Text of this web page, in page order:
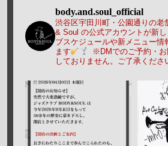
body.and.soul_official
渋谷区宇田川町・公園通りの老
& Soul の公式アカウントが新し
ブスケジュールや新メニュー情
ます
※DMでのご予約・
しておりません。ご了承くださ